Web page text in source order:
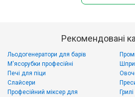
Рекомендовані
Льодогенератори для барів
М'ясорубки професійні
Печі для піци
Слайсери
Професійний міксер для